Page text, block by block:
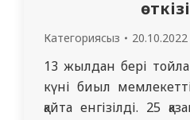
Категориясыз 20.10.2022
13 жылдан бері
күні биыл
қайта енгізілді. 25